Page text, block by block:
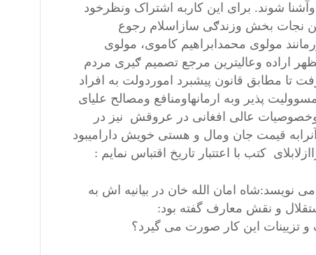
شوند. برای این کاربه اشتراک ونظرخود
نجات بخش وزندګی سازاسلام رجوع
مولوی محمدابراهیم کاموی، مولوی
اراده وعالیترین مرجع تصمیم ګیری مردم
مطابق قانون پیشبرد اموردولت به افراد
پذیر وبه ارمانهاومنافع ومصالح علیای
عالی افغانی در عروقش نیز در
قیمت جان ومال و هستی خویش دارامیبود
نویسد:شاه امان الله خان در بیانیه اش به
و نقش معارف گفته بود:
و تزیینات این کار صورت می گیرد؟